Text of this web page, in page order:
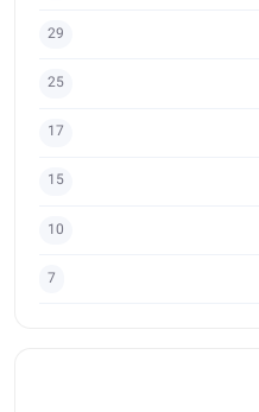
29
25
17
15
10
7